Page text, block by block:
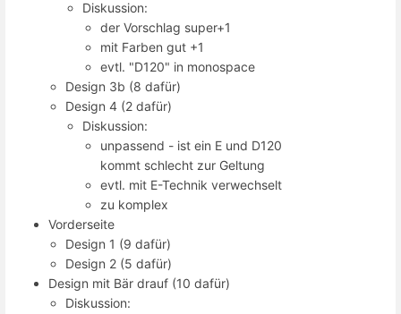
Diskussion:
der Vorschlag super+1
mit Farben gut +1
evtl. "D120" in monospace
Design 3b (8 dafür)
Design 4 (2 dafür)
Diskussion:
unpassend - ist ein E und D120
kommt schlecht zur Geltung
evtl. mit E-Technik verwechselt
zu komplex
Vorderseite
Design 1 (9 dafür)
Design 2 (5 dafür)
Design mit Bär drauf (10 dafür)
Diskussion: